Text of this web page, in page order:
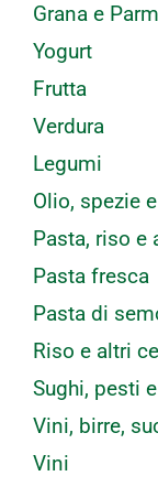
Grana e
Yogurt
Frutta
Verdura
Legumi
Olio, spezie
Pasta, riso e
Pasta fresca
Pasta di
Riso e altri
Sughi, pesti
Vini, birre,
Vini